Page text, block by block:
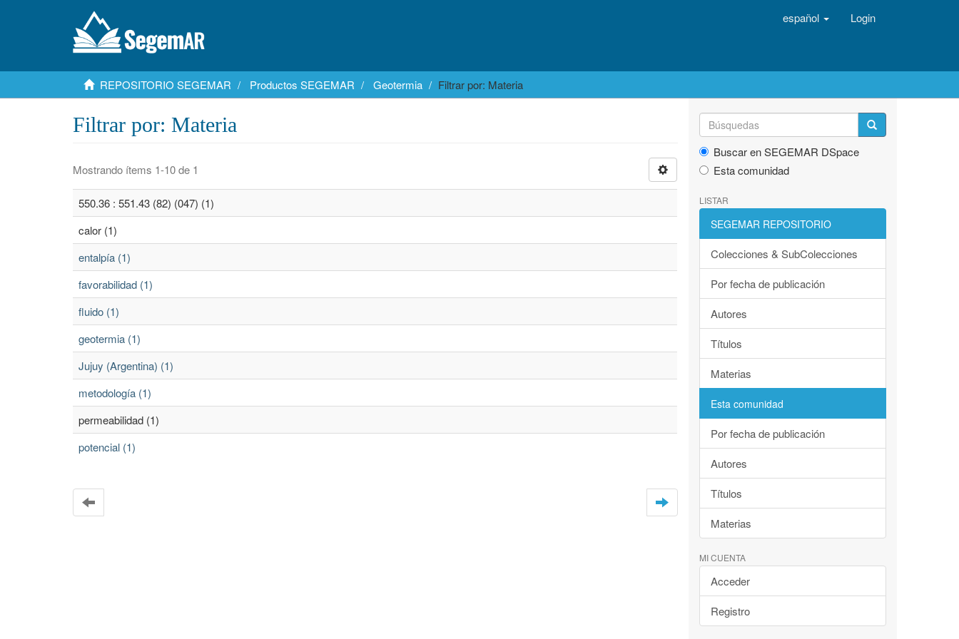
español Login
REPOSITORIO SEGEMAR Productos SEGEMAR Geotermia Filtrar por: Materia
Filtrar por: Materia
Mostrando ítems 1-10 de 1
550.36 : 551.43 (82) (047) (1)
calor (1)
entalpía (1)
favorabilidad (1)
fluido (1)
geotermia (1)
Jujuy (Argentina) (1)
metodología (1)
permeabilidad (1)
potencial (1)
Buscar en SEGEMAR DSpace
Esta comunidad
LISTAR
SEGEMAR REPOSITORIO
Colecciones & SubColecciones
Por fecha de publicación
Autores
Títulos
Materias
Esta comunidad
Por fecha de publicación
Autores
Títulos
Materias
MI CUENTA
Acceder
Registro